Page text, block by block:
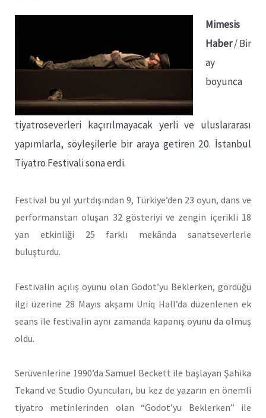
Mimesis
Haber/ Bir
ay
boyunca
tiyatroseverleri kaçırılmayacak yerli ve uluslararası
yapımlarla, söyleşilerle bir araya getiren 20. İstanbul
Tiyatro Festivali sona erdi.
Festival bu yıl yurtdışından 9, Türkiye’den 23 oyun, dans ve
performanstan oluşan 32 gösteriyi ve zengin içerikli 18
yan etkinliği 25 farklı mekânda sanatseverlerle
buluşturdu.
Festivalin açılış oyunu olan Godot’yu Beklerken, gördüğü
ilgi üzerine 28 Mayıs akşamı Uniq Hall’da düzenlenen ek
seans ile festivalin aynı zamanda kapanış oyunu da olmuş
oldu.
Serüvenlerine 1990’da Samuel Beckett ile başlayan Şahika
Tekand ve Studio Oyuncuları, bu kez de yazarın en önemli
tiyatro metinlerinden olan “Godot’yu Beklerken” ile